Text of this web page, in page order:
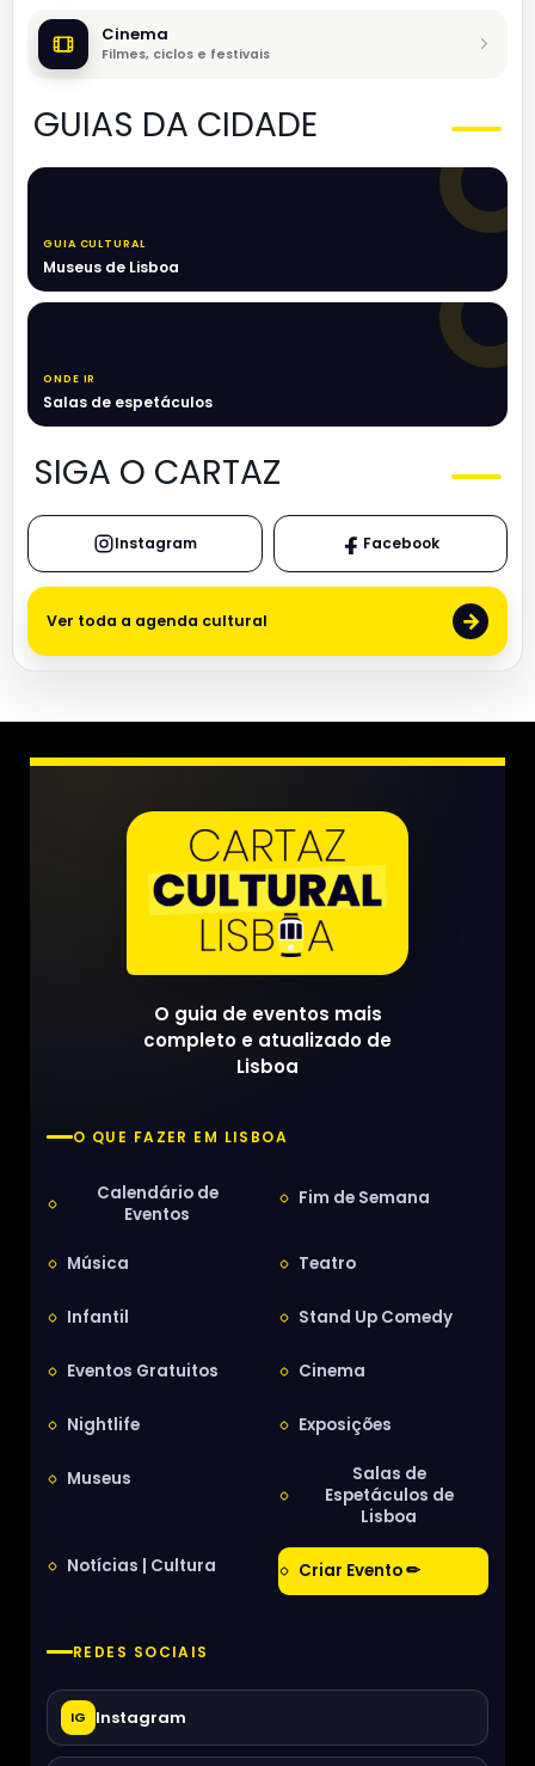
Cinema
Filmes, ciclos e festivais
GUIAS DA CIDADE
GUIA CULTURAL
Museus de Lisboa
ONDE IR
Salas de espetáculos
SIGA O CARTAZ
Instagram Facebook
Ver toda a agenda cultural →
O guia de eventos mais
completo e atualizado de
Lisboa
O QUE FAZER EM LISBOA
Calendário de
Eventos
Fim de Semana
Música Teatro
Infantil Stand Up Comedy
Eventos Gratuitos Cinema
Nightlife Exposições
Museus
Salas de
Espetáculos de
Lisboa
Notícias | Cultura Criar Evento ✏
REDES SOCIAIS
IG Instagram